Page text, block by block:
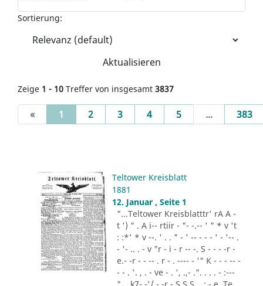
Sortierung:
Aktualisieren
Zeige 1 - 10 Treffer von insgesamt 3837
« 1 (current)
2 3 4 5 ... 383
Teltower Kreisblatt
1881
12. Januar , Seite 1
"...Teltower Kreisblatttr' rA A -
t ') " . A i-- rtiir - "- -.-- ' " * v 't
: :*' * v --. ' . . " - ' -- - - - ' - '-- .
- '- .. . - v "r - i - r -- -. S - - - -r -
e.- -r - - -- . r - . ---- - '" K - - - -- -
- - . '. , . - ve - . ', .,- .". . . . - :---